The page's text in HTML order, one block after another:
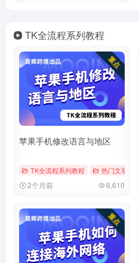
TK全流程系列教程
苹果手机修改语言与地区
TK全流程系列教程 热门文章
2个月前 6,610